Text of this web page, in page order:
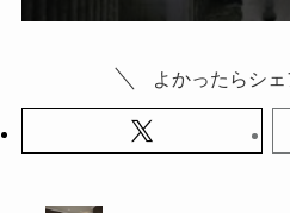
よかったらシェ